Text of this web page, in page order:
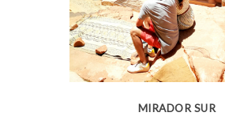
MIRADOR SUR